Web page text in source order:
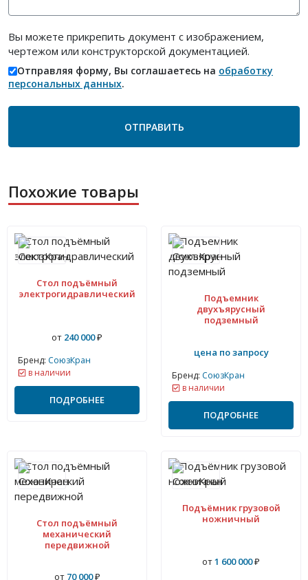
Вы можете прикрепить документ с изображением,
чертежом или конструкторской документацией.
Отправляя форму, Вы соглашаетесь на обработку
персональных данных.
Похожие товары
Стол подъёмный
электрогидравлический
от 240 000₽
Бренд: СоюзКран
в наличии
ПОДРОБНЕЕ
Подъемник
двухъярусный
подземный
цена по запросу
Бренд: СоюзКран
в наличии
ПОДРОБНЕЕ
Стол подъёмный
механический
передвижной
от70 000₽
Подъёмник грузовой
ножничный
от1 600 000₽